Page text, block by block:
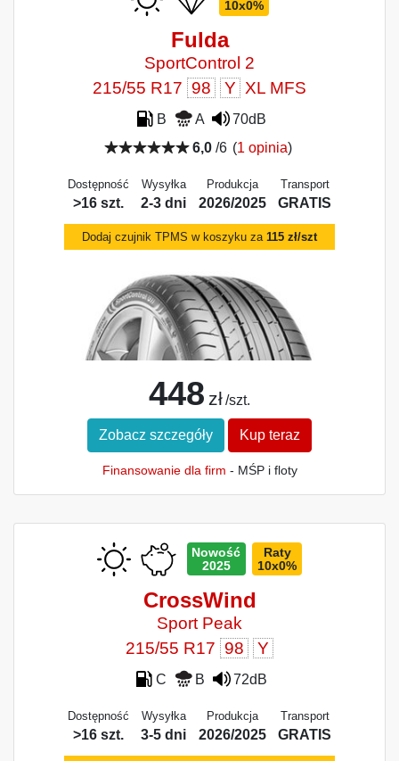
10x0%
Fulda
SportControl 2
215/55 R17 98 Y XL MFS
B A
70dB
6,0/6 (1 opinia)
Dostępność
>16 szt.
Wysyłka
2-3 dni
Produkcja
2026/2025
Transport
GRATIS
Dodaj czujnik TPMS w koszyku za 115 zł/szt
448 zł /szt.
Zobacz szczegóły Kup teraz
Finansowanie dla firm - MŚP i floty
Nowość
2025
Raty
10x0%
CrossWind
Sport Peak
215/55 R17 98 Y
C B 72dB
Dostępność
>16 szt.
Wysyłka
3-5 dni
Produkcja
2026/2025
Transport
GRATIS